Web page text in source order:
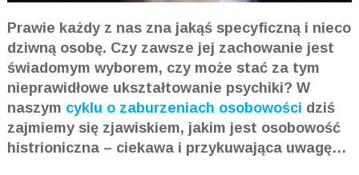
Prawie każdy z nas zna jakąś specyficzną i nieco
dziwną osobę. Czy zawsze jej zachowanie jest
świadomym wyborem, czy może stać za tym
nieprawidłowe ukształtowanie psychiki? W
naszym cyklu o zaburzeniach osobowości dziś
zajmiemy się zjawiskiem, jakim jest osobowość
histrioniczna – ciekawa i przykuwająca uwagę…